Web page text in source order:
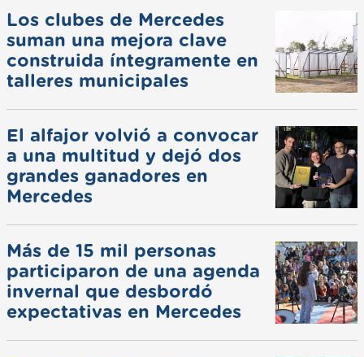
Los clubes de Mercedes
suman una mejora clave
construida íntegramente en
talleres municipales
El alfajor volvió a convocar
a una multitud y dejó dos
grandes ganadores en
Mercedes
Más de 15 mil personas
participaron de una agenda
invernal que desbordó
expectativas en Mercedes